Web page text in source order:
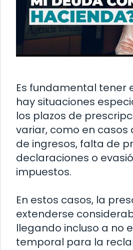
Es fundamental tener
hay situaciones
los plazos de
variar, como en casos
de ingresos, falta de
declaraciones o
impuestos.
En estos casos, la
extenderse
llegando incluso a no
temporal para la